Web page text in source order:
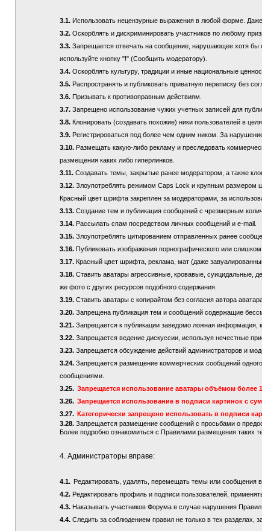
3.1.Использовать нецензурные выражения в любой форме. Даже
3.2.Оскорблять и дискриминировать участников по любому
3.3.Запрещается отвечать на сообщение, нарушающее хотя бы
используйте кнопку "!" (Сообщить модератору).
3.4.Оскорблять культуру, традиции и иные национальные
3.5.Распространять и публиковать приватную переписку без
3.6.Призывать к противоправным действиям.
3.7.Запрещено использование чужих учетных записей для
3.8.Клонировать (создавать похожие) ники пользователей в
3.9.Регистрироваться под более чем одним ником. За
3.10.Размещать какую-либо рекламу и преследовать
размещения каких либо гиперлинков.
3.11.Создавать темы, закрытые ранее модератором, а также
3.12.Злоупотреблять режимом Caps Lock и крупным размером
Красный цвет шрифта закреплен за модераторами, за
3.13.Создание тем и публикация сообщений с чрезмерным
3.14.Рассылать спам посредством личных сообщений и e-mail.
3.15.Злоупотреблять цитированием отправленных ранее
3.16.Публиковать изображения порнографического или слишком
3.17.Красный цвет шрифта, реклама, мат (даже
3.18.Ставить аватары агрессивные, кровавые, суицидальные,
же фото с других ресурсов подобного содержания.
3.19.Ставить аватары с копирайтом без согласия автора
3.20.Запрещена публикация тем и сообщений содержащие
3.21.Запрещается к публикации заведомо ложная информация,
3.22.Запрещается ведение дискуссии, используя нечестные
3.23.Запрещается обсуждение действий администраторов и
3.24.Запрещается размещение коммерческих сообщений
сообщениями.
3.25. Запрещается использование аватары объёмом более
3.26. Запрещается использование в подписи картинок с
3.27. Категорически запрещено использовать в подписи
3.28. Запрещается размещение сообщений с просьбами о
Более подробно ознакомиться с Правилами размещения таких
4. Администраторы вправе:
4.1. Редактировать, удалять, перемещать темы или сообщения
4.2.Редактировать профиль и подписи пользователей,
4.3.Наказывать участников Форума в случае нарушения
4.4.Следить за соблюдением правил не только в тех разделах,